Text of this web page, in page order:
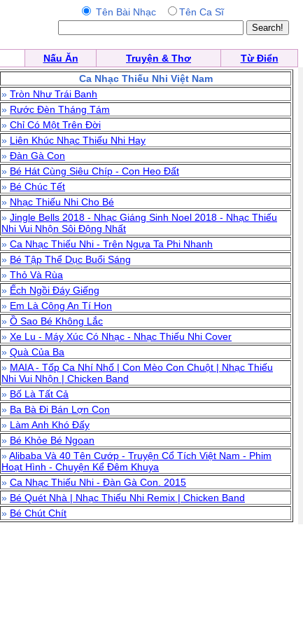
Tên Bài Nhạc Tên Ca Sĩ
Nấu Ăn Truyện & Thơ
Từ Điển
Ca Nhạc Thiếu Nhi Việt Nam
» Tròn Như Trái Banh
» Rước Đèn Tháng Tám
» Chỉ Có Một Trên Đời
» Liên Khúc Nhạc Thiếu Nhi Hay
» Đàn Gà Con
» Bé Hát Cùng Siêu Chíp - Con Heo Đất
» Bé Chúc Tết
» Nhạc Thiếu Nhi Cho Bé
» Jingle Bells 2018 - Nhạc Giáng Sinh Noel 2018 - Nhạc Thiếu
Nhi Vui Nhộn Sôi Động Nhất
» Ca Nhạc Thiếu Nhi - Trên Ngựa Ta Phi Nhanh
» Bé Tập Thể Dục Buổi Sáng
» Thỏ Và Rùa
» Ếch Ngồi Đáy Giếng
» Em Là Công An Tí Hon
» Ồ Sao Bé Không Lắc
» Xe Lu - Máy Xúc Có Nhạc - Nhạc Thiếu Nhi Cover
» Quà Của Ba
» MAIA - Tốp Ca Nhí Nhố | Con Mèo Con Chuột | Nhạc Thiếu
Nhi Vui Nhộn | Chicken Band
» Bố Là Tất Cả
» Ba Bà Đi Bán Lợn Con
» Làm Anh Khó Đấy
» Bé Khỏe Bé Ngoan
»Alibaba Và 40 Tên Cướp - Truyện Cổ Tích Việt Nam - Phim
Hoạt Hình - Chuyện Kể Đêm Khuya
» Ca Nhạc Thiếu Nhi - Đàn Gà Con. 2015
» Bé Quét Nhà | Nhạc Thiếu Nhi Remix | Chicken Band
» Bé Chút Chít